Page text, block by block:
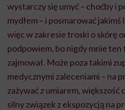
wystarczy się umyć – choćby i
mydłem – i posmarować
więc w zakresie troski o skórę
podpowiem, bo nigdy mnie ten
zajmował. Może poza takimi
medycznymi zaleceniami – na
zażywać z umiarem, większość
silny związek z ekspozycją na